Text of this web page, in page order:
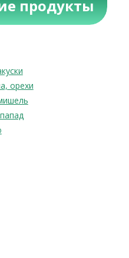
продукты
орехи